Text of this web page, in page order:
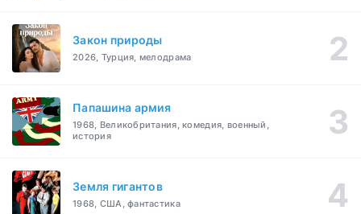
Закон природы
2026, Турция, мелодрама
Папашина армия
1968, Великобритания, комедия, военный,
история
Земля гигантов
1968, США, фантастика